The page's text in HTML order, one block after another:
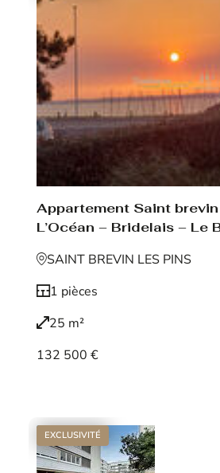
Appartement Saint
L’Océan – Bridelais – Le
SAINT BREVIN LES PINS
1 pièces
25 m²
132 500 €
EXCLUSIVITÉ